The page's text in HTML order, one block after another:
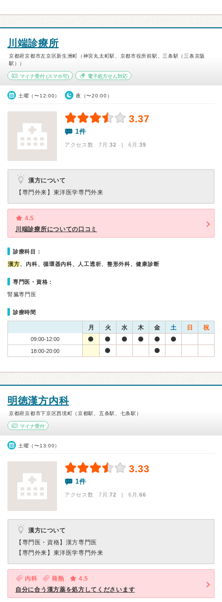
川端診療所
京都府京都市左京区新生洲町（神宮丸太町駅、京都市役所前駅、三条駅（三条京阪
駅））
マイナ受付 (スマホ可) 電子処方せん対応
土曜（〜12:00） 夜（〜20:00）
3.37
1件
アクセス数 7月:32 | 6月:39
漢方について
【専門外来】 東洋医学専門外来
4.5
川端診療所についての口コミ
診療科目：
漢方、内科、循環器内科、人工透析、整形外科、健康診断
専門医・資格：
腎臓専門医
診療時間
月 火 水 木 金 土 日 祝
09:00-12:00
18:00-20:00
明徳漢方内科
京都府京都市下京区西境町（京都駅、五条駅、七条駅）
マイナ受付
土曜（〜13:00）
3.33
1件
アクセス数 7月:72 | 6月:66
漢方について
【専門医・資格】 漢方専門医
【専門外来】 東洋医学専門外来
内科 発熱
4.5
自分に合う漢方薬を処方してくださいます